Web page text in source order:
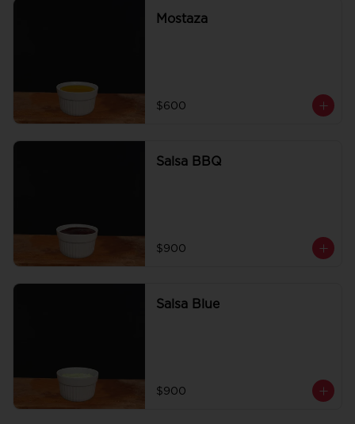
Mostaza
$600
Salsa BBQ
$900
Salsa Blue
$900